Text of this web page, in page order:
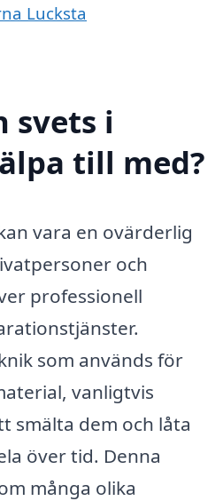
Lucksta
svets i
till med?
vara en ovärderlig
och
professionell
som används för
vanligtvis
smälta dem och låta
över tid. Denna
många olika